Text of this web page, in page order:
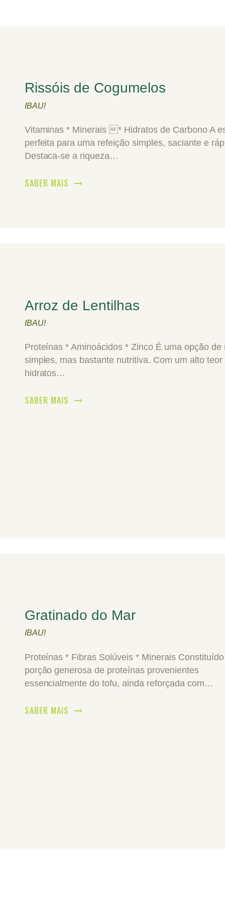
Rissóis de Cogumelos
IBAU!
Vitaminas * Minerais * Hidratos de Carbono A
perfeita para uma refeição simples, saciante e
Destaca-se a riqueza…
SABER MAIS
Arroz de Lentilhas
IBAU!
Proteínas * Aminoácidos * Zinco É uma opção de
simples, mas bastante nutritiva. Com um alto teor
hidratos…
SABER MAIS
Gratinado do Mar
IBAU!
Proteínas * Fibras Solúveis * Minerais
porção generosa de proteínas provenientes
essencialmente do tofu, ainda reforçada com…
SABER MAIS